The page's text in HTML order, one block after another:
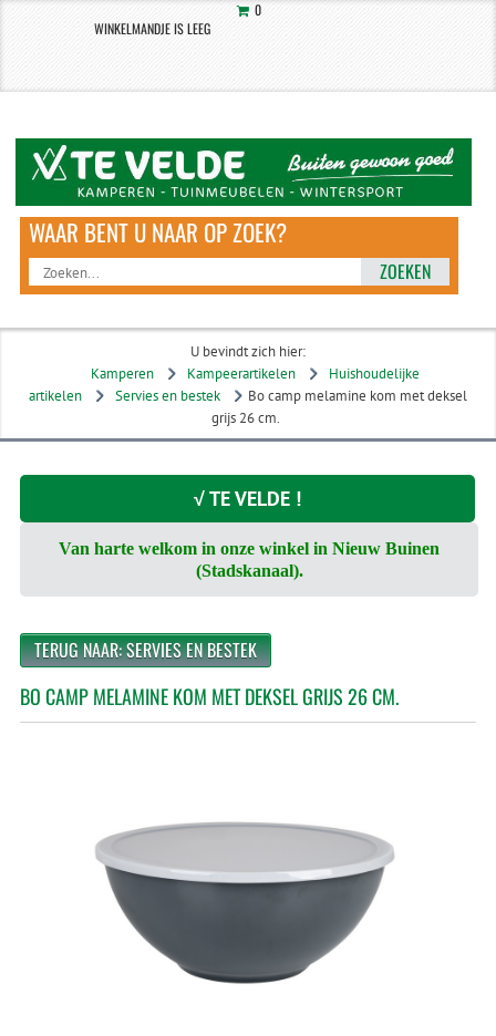
0
WINKELMANDJE IS LEEG
ZOEKEN
U bevindt zich hier:
Kamperen
Kampeerartikelen
Huishoudelijke
artikelen
Servies en bestek
Bo camp melamine kom met deksel
grijs 26 cm.
√ TE VELDE !
Van harte welkom in onze winkel in Nieuw Buinen
(Stadskanaal).
TERUG NAAR: SERVIES EN BESTEK
BO CAMP MELAMINE KOM MET DEKSEL GRIJS 26 CM.